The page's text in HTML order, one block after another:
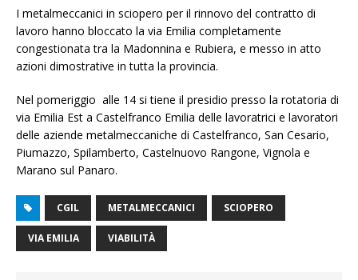
I metalmeccanici in sciopero per il rinnovo del contratto di
lavoro hanno bloccato la via Emilia completamente
congestionata tra la Madonnina e Rubiera, e messo in atto
azioni dimostrative in tutta la provincia.
Nel pomeriggio alle 14 si tiene il presidio presso la rotatoria di
via Emilia Est a Castelfranco Emilia delle lavoratrici e lavoratori
delle aziende metalmeccaniche di Castelfranco, San Cesario,
Piumazzo, Spilamberto, Castelnuovo Rangone, Vignola e
Marano sul Panaro.
CGIL METALMECCANICI SCIOPERO
VIA EMILIA VIABILITÀ